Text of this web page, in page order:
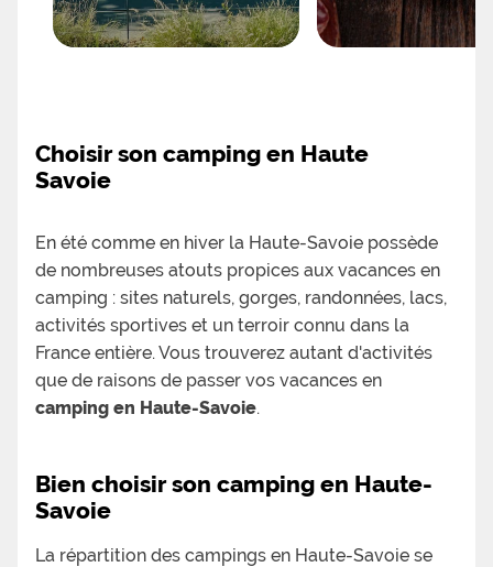
Choisir son camping en Haute
Savoie
En été comme en hiver la Haute-Savoie possède
de nombreuses atouts propices aux vacances en
camping : sites naturels, gorges, randonnées, lacs,
activités sportives et un terroir connu dans la
France entière. Vous trouverez autant d'activités
que de raisons de passer vos vacances en
camping en Haute-Savoie.
Bien choisir son camping en Haute-
Savoie
La répartition des campings en Haute-Savoie se